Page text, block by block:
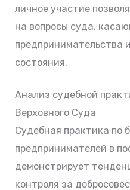
личное участие
на вопросы суда,
предпринимательства
состояния.
Анализ судебной
Верховного Суда
Судебная практика по
предпринимателей в
демонстрирует
контроля за